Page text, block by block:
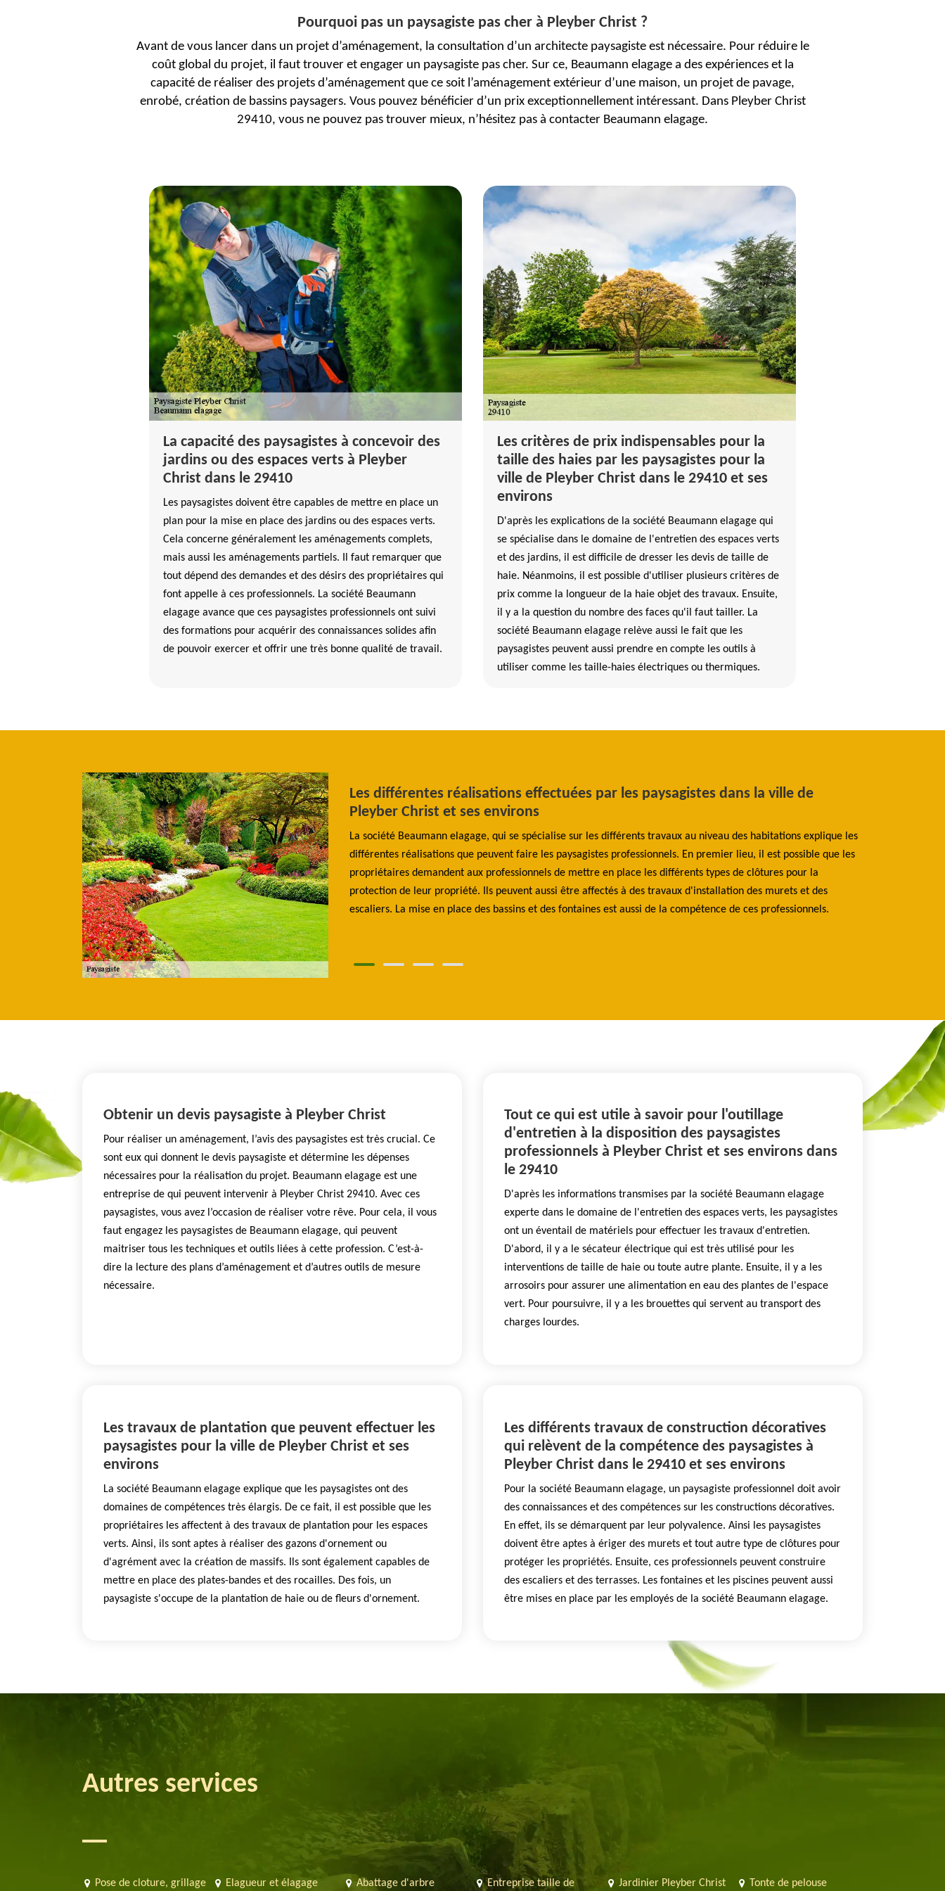
Pourquoi pas un paysagiste pas cher à Pleyber Christ ?
Avant de vous lancer dans un projet d’aménagement, la consultation d’un architecte paysagiste est nécessaire. Pour réduire le
coût global du projet, il faut trouver et engager un paysagiste pas cher. Sur ce, Beaumann elagage a des expériences et la
capacité de réaliser des projets d’aménagement que ce soit l’aménagement extérieur d’une maison, un projet de pavage,
enrobé, création de bassins paysagers. Vous pouvez bénéficier d’un prix exceptionnellement intéressant. Dans Pleyber Christ
29410, vous ne pouvez pas trouver mieux, n’hésitez pas à contacter Beaumann elagage.
La capacité des paysagistes à concevoir des
jardins ou des espaces verts à Pleyber
Christ dans le 29410
Les paysagistes doivent être capables de mettre en place un
plan pour la mise en place des jardins ou des espaces verts.
Cela concerne généralement les aménagements complets,
mais aussi les aménagements partiels. Il faut remarquer que
tout dépend des demandes et des désirs des propriétaires qui
font appelle à ces professionnels. La société Beaumann
elagage avance que ces paysagistes professionnels ont suivi
des formations pour acquérir des connaissances solides afin
de pouvoir exercer et offrir une très bonne qualité de travail.
Les critères de prix indispensables pour la
taille des haies par les paysagistes pour la
ville de Pleyber Christ dans le 29410 et ses
environs
D'après les explications de la société Beaumann elagage qui
se spécialise dans le domaine de l'entretien des espaces verts
et des jardins, il est difficile de dresser les devis de taille de
haie. Néanmoins, il est possible d'utiliser plusieurs critères de
prix comme la longueur de la haie objet des travaux. Ensuite,
il y a la question du nombre des faces qu'il faut tailler. La
société Beaumann elagage relève aussi le fait que les
paysagistes peuvent aussi prendre en compte les outils à
utiliser comme les taille-haies électriques ou thermiques.
à connaître sur les travaux d'entretien
à Pleyber Christ dans le 29410
que les paysagistes professionnels qui travaillent pour elle sont des
verts et des jardins. Ainsi, ils doivent pouvoir effectuer des travaux de
Ils sont aussi capables de faire l'entretien des végétaux. À côté de
état des lieux et des évaluations de l'état d'un espace vert avant de
elagage assure que les professionnels qui travaillent pour elle
Les différentes réalisations effectuées par les paysagistes dans la ville de
Pleyber Christ et ses environs
La société Beaumann elagage, qui se spécialise sur les différents travaux au niveau des habitations explique les
différentes réalisations que peuvent faire les paysagistes professionnels. En premier lieu, il est possible que les
propriétaires demandent aux professionnels de mettre en place les différents types de clôtures pour la
protection de leur propriété. Ils peuvent aussi être affectés à des travaux d'installation des murets et des
escaliers. La mise en place des bassins et des fontaines est aussi de la compétence de ces professionnels.
Obtenir un devis paysagiste à Pleyber Christ
Pour réaliser un aménagement, l’avis des paysagistes est très crucial. Ce
sont eux qui donnent le devis paysagiste et détermine les dépenses
nécessaires pour la réalisation du projet. Beaumann elagage est une
entreprise de qui peuvent intervenir à Pleyber Christ 29410. Avec ces
paysagistes, vous avez l’occasion de réaliser votre rêve. Pour cela, il vous
faut engagez les paysagistes de Beaumann elagage, qui peuvent
maitriser tous les techniques et outils liées à cette profession. C’est-à-
dire la lecture des plans d’aménagement et d’autres outils de mesure
nécessaire.
Tout ce qui est utile à savoir pour l'outillage
d'entretien à la disposition des paysagistes
professionnels à Pleyber Christ et ses environs dans
le 29410
D'après les informations transmises par la société Beaumann elagage
experte dans le domaine de l'entretien des espaces verts, les paysagistes
ont un éventail de matériels pour effectuer les travaux d'entretien.
D'abord, il y a le sécateur électrique qui est très utilisé pour les
interventions de taille de haie ou toute autre plante. Ensuite, il y a les
arrosoirs pour assurer une alimentation en eau des plantes de l'espace
vert. Pour poursuivre, il y a les brouettes qui servent au transport des
charges lourdes.
Les travaux de plantation que peuvent effectuer les
paysagistes pour la ville de Pleyber Christ et ses
environs
La société Beaumann elagage explique que les paysagistes ont des
domaines de compétences très élargis. De ce fait, il est possible que les
propriétaires les affectent à des travaux de plantation pour les espaces
verts. Ainsi, ils sont aptes à réaliser des gazons d'ornement ou
d'agrément avec la création de massifs. Ils sont également capables de
mettre en place des plates-bandes et des rocailles. Des fois, un
paysagiste s'occupe de la plantation de haie ou de fleurs d'ornement.
Les différents travaux de construction décoratives
qui relèvent de la compétence des paysagistes à
Pleyber Christ dans le 29410 et ses environs
Pour la société Beaumann elagage, un paysagiste professionnel doit avoir
des connaissances et des compétences sur les constructions décoratives.
En effet, ils se démarquent par leur polyvalence. Ainsi les paysagistes
doivent être aptes à ériger des murets et tout autre type de clôtures pour
protéger les propriétés. Ensuite, ces professionnels peuvent construire
des escaliers et des terrasses. Les fontaines et les piscines peuvent aussi
être mises en place par les employés de la société Beaumann elagage.
Autres services
Pose de cloture, grillage Elagueur et élagage Abattage d'arbre Entreprise taille de Jardinier Pleyber Christ Tonte de pelouse